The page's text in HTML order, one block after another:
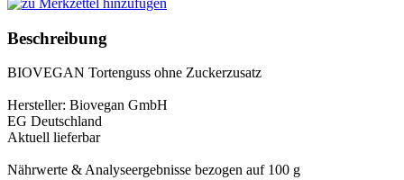
Beschreibung
BIOVEGAN Tortenguss ohne Zuckerzusatz
Hersteller: Biovegan GmbH
EG Deutschland
Aktuell lieferbar
Nährwerte & Analyseergebnisse bezogen auf 100 g